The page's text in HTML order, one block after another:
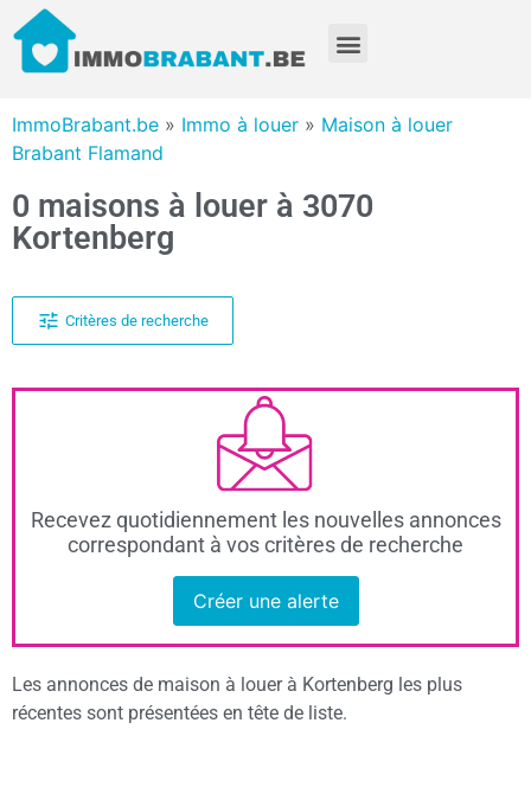
ImmoBrabant.be » Immo à louer » Maison à louer
Brabant Flamand
0 maisons à louer à 3070
Kortenberg
Critères de recherche
Recevez quotidiennement les nouvelles annonces
correspondant à vos critères de recherche
Créer une alerte
Les annonces de maison à louer à Kortenberg les plus
récentes sont présentées en tête de liste.